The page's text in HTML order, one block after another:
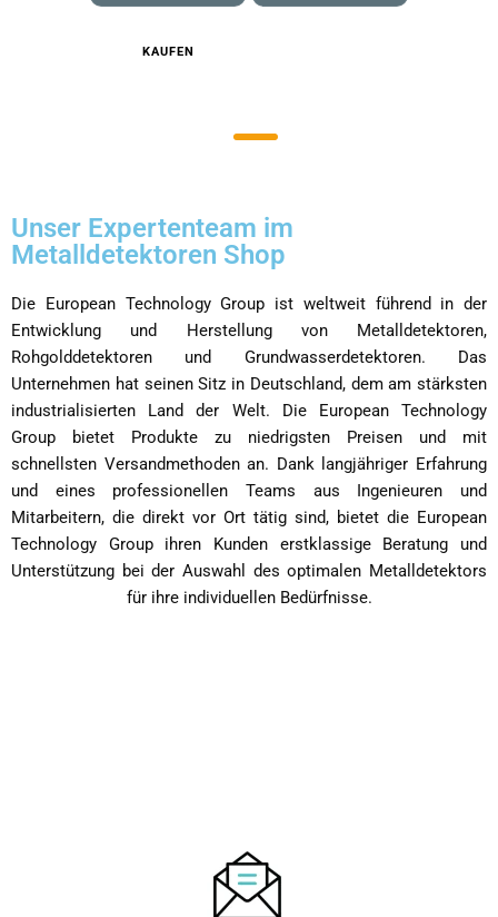
KAUFEN
Unser Expertenteam im
Metalldetektoren Shop
Die European Technology Group ist weltweit führend in der
Entwicklung und Herstellung von Metalldetektoren,
Rohgolddetektoren und Grundwasserdetektoren. Das
Unternehmen hat seinen Sitz in Deutschland, dem am stärksten
industrialisierten Land der Welt. Die European Technology
Group bietet Produkte zu niedrigsten Preisen und mit
schnellsten Versandmethoden an. Dank langjähriger Erfahrung
und eines professionellen Teams aus Ingenieuren und
Mitarbeitern, die direkt vor Ort tätig sind, bietet die European
Technology Group ihren Kunden erstklassige Beratung und
Unterstützung bei der Auswahl des optimalen Metalldetektors
für ihre individuellen Bedürfnisse.